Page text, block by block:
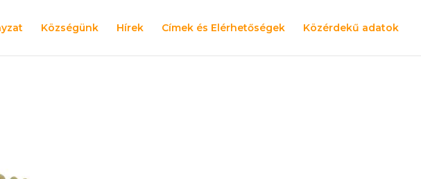
Községünk Hírek Címek és Elérhetőségek Közérdekű adatok